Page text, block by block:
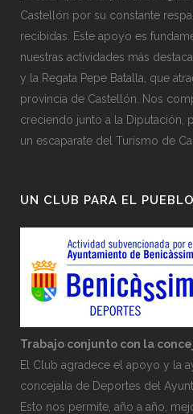
Castellón por su constante
recibidas. Este apoyo es
nuestras actividades más
y la Regata Pepe Batalla, que
provincia de Castellón. Nos
creciendo junto a la Diputación,
un escaparate del Turismo de
UN CLUB PARA EL PUEBLO
Trabajo conjunto con la
El Club agradece el apoyo y la
concejalía de Deportes del
Esto nos permite, año a año,